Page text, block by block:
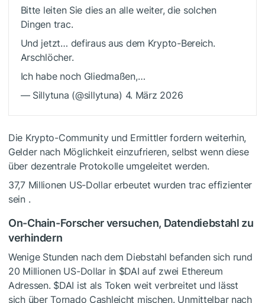
Bitte leiten Sie dies an alle weiter, die solchen
Dingen trac.
Und jetzt… defiraus aus dem Krypto-Bereich.
Arschlöcher.
Ich habe noch Gliedmaßen,…
— Sillytuna (@sillytuna) 4. März 2026
Die Krypto-Community und Ermittler fordern weiterhin,
Gelder nach Möglichkeit einzufrieren, selbst wenn diese
über dezentrale Protokolle umgeleitet werden.
37,7 Millionen US-Dollar erbeutet wurden trac effizienter
sein .
On-Chain-Forscher versuchen, Datendiebstahl zu
verhindern
Wenige Stunden nach dem Diebstahl befanden sich rund
20 Millionen US-Dollar in $DAI auf zwei Ethereum
Adressen. $DAI ist als Token weit verbreitet und lässt
sich über Tornado Cashleicht mischen. Unmittelbar nach